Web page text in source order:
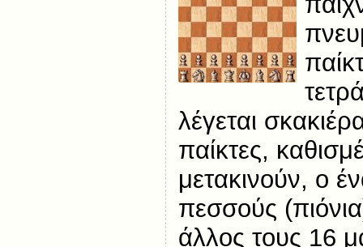
λέγεται
παίκτες,
μετακινούν, ο
πεσσούς
άλλος τους 16